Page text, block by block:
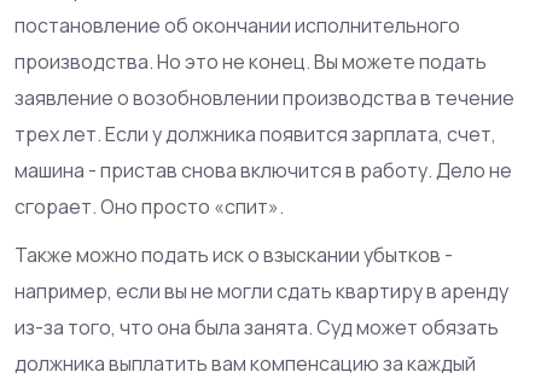
постановление об окончании исполнительного
производства. Но это не конец. Вы можете подать
заявление о возобновлении производства в течение
трех лет. Если у должника появится зарплата, счет,
машина - пристав снова включится в работу. Дело не
сгорает. Оно просто «спит».
Также можно подать иск о взыскании убытков -
например, если вы не могли сдать квартиру в аренду
из-за того, что она была занята. Суд может обязать
должника выплатить вам компенсацию за каждый